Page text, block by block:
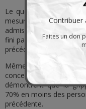
Le questionnement de
mesure où les 72
admis en réanimation.
fini par afficher88
précédente.
Même si le journal de
concernaient des cas
démontrent que la
70% en moins des
précédente.
Contribuer
Faites un don